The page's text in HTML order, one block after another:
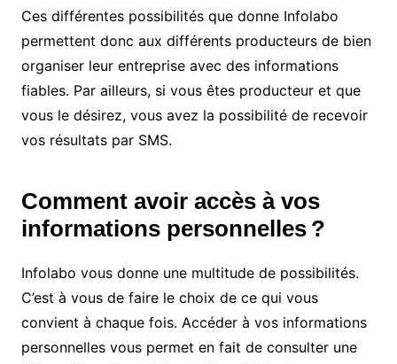
Ces différentes possibilités que donne Infolabo
permettent donc aux différents producteurs de bien
organiser leur entreprise avec des informations
fiables. Par ailleurs, si vous êtes producteur et que
vous le désirez, vous avez la possibilité de recevoir
vos résultats par SMS.
Comment avoir accès à vos
informations personnelles ?
Infolabo vous donne une multitude de possibilités.
C’est à vous de faire le choix de ce qui vous
convient à chaque fois. Accéder à vos informations
personnelles vous permet en fait de consulter une